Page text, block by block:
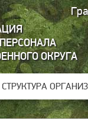
ОКРУГА
СТРУКТУРА